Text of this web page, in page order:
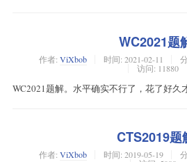
WC2021题
作者: ViXbob 时间: 2021-02-11
访问: 11880
WC2021题解。水平确实不行了，花了好久
CTS2019题
作者: ViXbob 时间: 2019-05-19